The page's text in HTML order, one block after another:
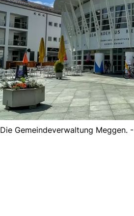
Die Gemeindeverwaltung Meggen.